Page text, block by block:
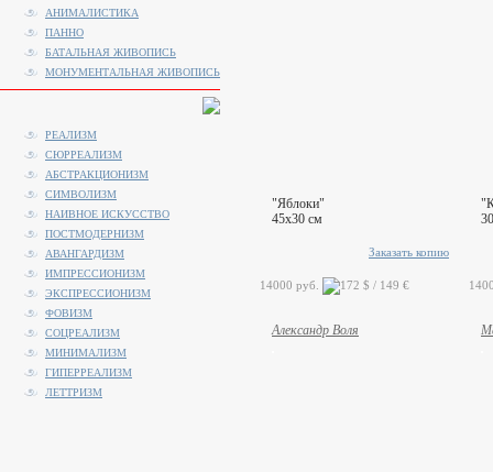
"Яблоки"
45x30 см
Заказать копию
14000 руб.
Александр Воля
АНИМАЛИСТИКA
ПАННО
БАТАЛЬНАЯ ЖИВОПИСЬ
МОНУМЕНТАЛЬНАЯ ЖИВОПИСЬ
РЕАЛИЗМ
СЮРРЕАЛИЗМ
АБСТРАКЦИОНИЗМ
СИМВОЛИЗМ
НАИВНОЕ ИСКУССТВО
ПОСТМОДЕРНИЗМ
АВАНГАРДИЗМ
ИМПРЕССИОНИЗМ
ЭКСПРЕССИОНИЗМ
ФОВИЗМ
СОЦРЕАЛИЗМ
МИНИМАЛИЗМ
ГИПЕРРЕАЛИЗМ
ЛЕТТРИЗМ